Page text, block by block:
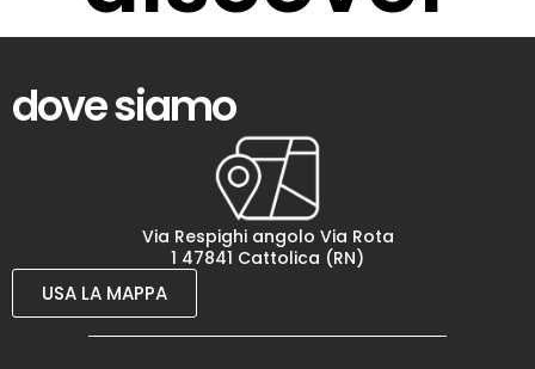
dove siamo
Via Respighi angolo Via Rota
1 47841 Cattolica (RN)
USA LA MAPPA